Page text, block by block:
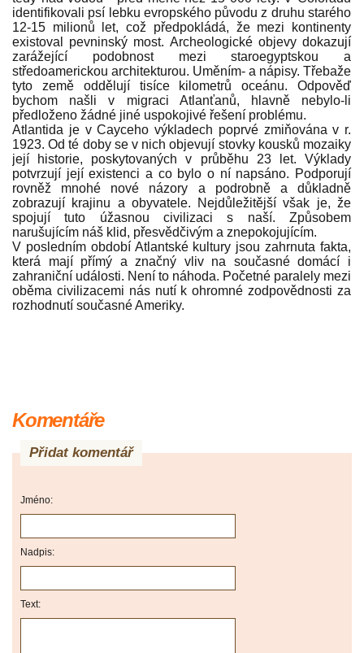
identifikovali psí lebku evropského původu z druhu starého
12-15 milionů let, což předpokládá, že mezi kontinenty
existoval pevninský most. Archeologické objevy dokazují
zarážející podobnost mezi staroegyptskou a
středoamerickou architekturou. Uměním- a nápisy. Tře­baže
tyto země oddělují tisíce kilometrů oceánu. Odpověď
bychom našli v migraci Atlanťanů, hlavně nebylo-li
předloženo žádné jiné uspokojivé řešení problému.
Atlantida je v Cayceho výkladech poprvé zmiňována v r.
1923. Od té doby se v nich objevují stovky kousků mozaiky
její historie, posky­tovaných v průběhu 23 let. Výklady
potvrzují její existenci a co by­lo o ní napsáno. Podporují
rovněž mnohé nové názory a podrobně a důkladně
zobrazují krajinu a obyvatele. Nejdůležitější však je, že
spojují tuto úžasnou civilizaci s naší. Způsobem
narušujícím náš klid, přesvědčivým a znepokojujícím.
V posledním období Atlantské kultury jsou zahrnuta fakta,
která mají přímý a značný vliv na současné domácí i
zahraniční události. Není to náhoda. Početné paralely mezi
oběma civilizacemi nás nutí k ohromné zodpovědnosti za
rozhodnutí současné Ameriky.
Komentáře
Přidat komentář
Jméno:
Nadpis:
Text: